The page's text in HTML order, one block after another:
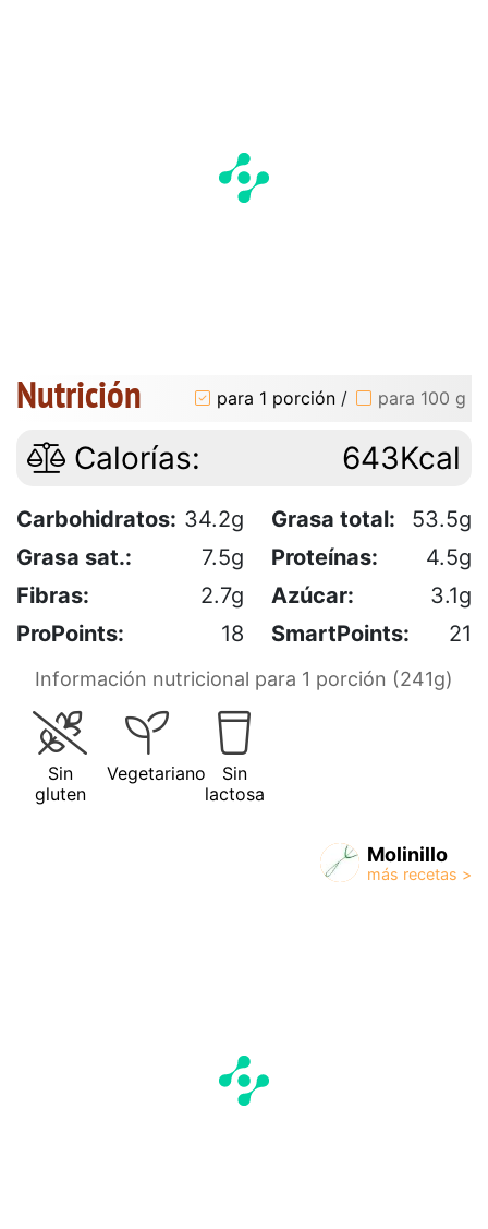
Nutrición para 1 porción / para 100 g
Calorías: 643Kcal
Carbohidratos: 34.2g Grasa total:
53.5g
Grasa sat.:
7.5g Proteínas:
4.5g
Fibras:
2.7g Azúcar:
3.1g
ProPoints:
18 SmartPoints: 21
Información nutricional para 1 porción (241g)
Sin
gluten
Vegetariano
Sin
lactosa
Molinillo